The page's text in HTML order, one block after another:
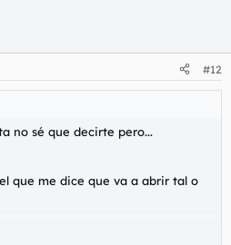
#12
no sé que decirte pero...
que me dice que va a abrir tal o